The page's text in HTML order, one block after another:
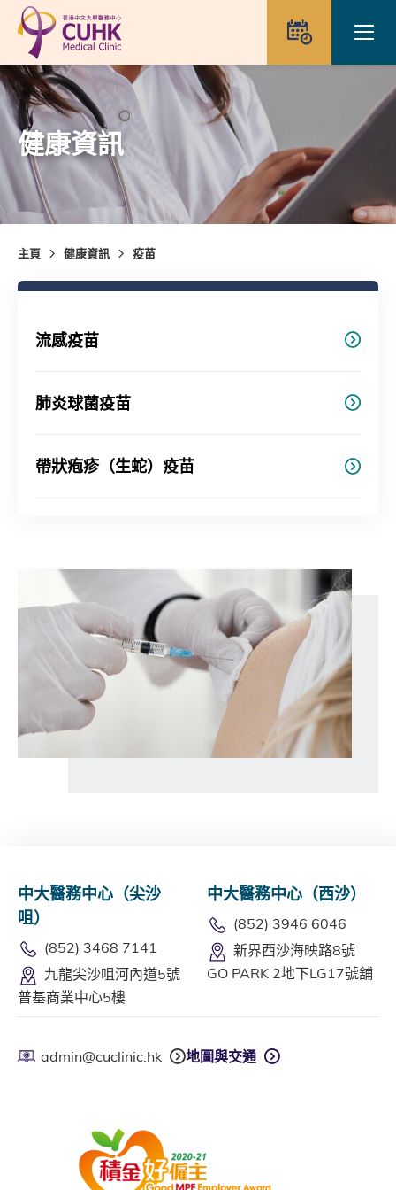
Skip to main content
預約
健康資訊
主頁 健康資訊 疫苗
流感疫苗
肺炎球菌疫苗
帶狀疱疹（生蛇）疫苗
中大醫務中心（尖沙
咀）
(852) 3468 7141
九龍尖沙咀河內道5號
普基商業中心5樓
中大醫務中心（西沙）
(852) 3946 6046
新界西沙海映路8號
GO PARK 2地下LG17號舖
admin@cuclinic.hk 地圖與交通